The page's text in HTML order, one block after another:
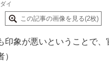
イ
この記事の画像を見る(2枚)
印象が悪いということで
）